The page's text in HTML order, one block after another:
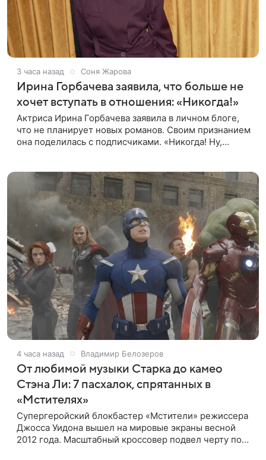
3 часа назад Соня Жарова
Ирина Горбачева заявила, что больше не
хочет вступать в отношения: «Никогда!»
Актриса Ирина Горбачева заявила в личном блоге,
что не планирует новых романов. Своим признанием
она поделилась с подписчиками. «Никогда! Ну,
4 часа назад Владимир Белозеров
От любимой музыки Старка до камео
Стэна Ли: 7 пасхалок, спрятанных в
«Мстителях»
Супергеройский блокбастер «Мстители» режиссера
Джосса Уидона вышел на мировые экраны весной
2012 года. Масштабный кроссовер подвел черту под